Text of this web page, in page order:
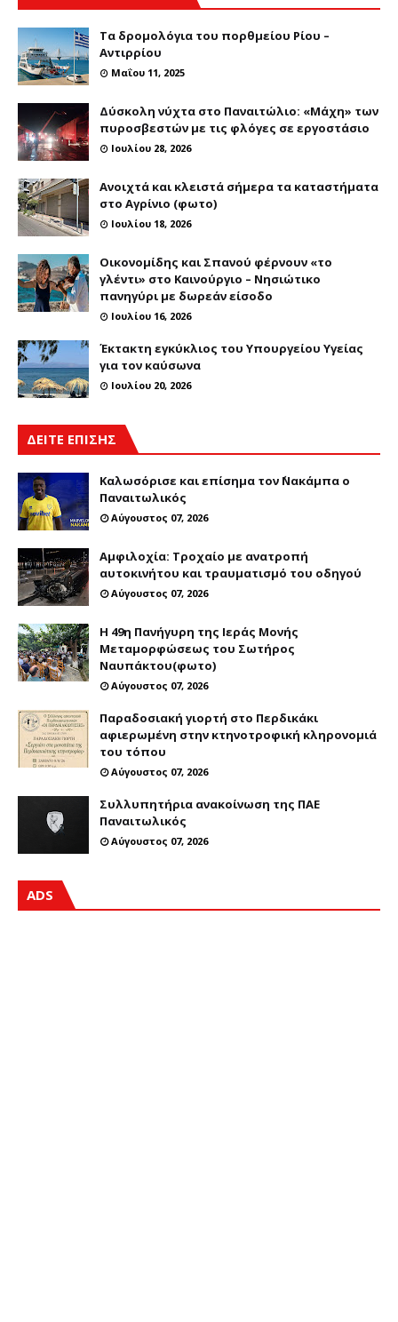
Τα δρομολόγια του πορθμείου Ρίου –
Αντιρρίου
Μαΐου 11, 2025
Δύσκολη νύχτα στο Παναιτώλιο: «Μάχη» των
πυροσβεστών με τις φλόγες σε εργοστάσιο
Ιουλίου 28, 2026
Ανοιχτά και κλειστά σήμερα τα καταστήματα
στο Αγρίνιο (φωτο)
Ιουλίου 18, 2026
Οικονομίδης και Σπανού φέρνουν «το
γλέντι» στο Καινούργιο – Νησιώτικο
πανηγύρι με δωρεάν είσοδο
Ιουλίου 16, 2026
Έκτακτη εγκύκλιος του Υπουργείου Υγείας
για τον καύσωνα
Ιουλίου 20, 2026
ΔΕΙΤΕ ΕΠΙΣΗΣ
Καλωσόρισε και επίσημα τον ΄Νακάμπα ο
Παναιτωλικός
Αύγουστος 07, 2026
Αμφιλοχία: Τροχαίο με ανατροπή
αυτοκινήτου και τραυματισμό του οδηγού
Αύγουστος 07, 2026
Η 49η Πανήγυρη της Ιεράς Μονής
Μεταμορφώσεως του Σωτήρος
Ναυπάκτου(φωτο)
Αύγουστος 07, 2026
Παραδοσιακή γιορτή στο Περδικάκι
αφιερωμένη στην κτηνοτροφική κληρονομιά
του τόπου
Αύγουστος 07, 2026
Συλλυπητήρια ανακοίνωση της ΠΑΕ
Παναιτωλικός
Αύγουστος 07, 2026
ADS